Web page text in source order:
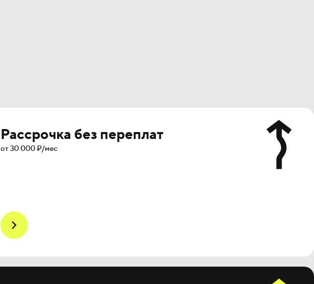
Рассрочка без переплат
от 30 000 ₽/мес